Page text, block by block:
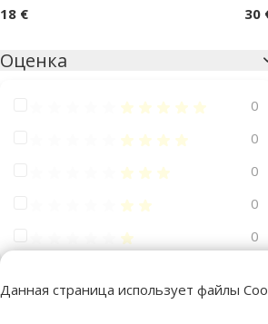
Данная страница использует файлы
18 € 30
Оценка
Оценка 100%
0
Оценка 80%
0
Оценка 60%
0
Оценка 40%
0
Оценка 20%
0
Мощность (Ватт)